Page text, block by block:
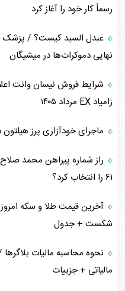
کنوانسیون دریای خزر در
اوکراین بازوی مخرب آمریکا
اهمیت راهبردی اردن برای
پیام، ظرفیت بالفعل‌نشده
همسویی عربستان با سنتکام
ترامپ و توهم خلع سلاح
رسماً کار خود را آغاز کرد
عبدل السید کیست؟ / پزشک
نهایی دموکرات‌ها در میشیگان
شرایط فروش نیسان وانت
زامیاد EX مرداد ۱۴۰۵
ماجرای خودآزاری پرز
راز شماره پیراهن محمد
۶۱ را انتخاب کرد؟
شکست + جدول
نحوه محاسبه مالیات بلاگر‌ها
مالیاتی + جزییات